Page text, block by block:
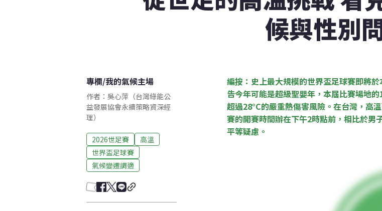
候與性別
專欄/我的氣候主場
作者：吳心萍（台灣綠能公
益發展協會永續策略資深經
理）
2026世足賽
高溫
世界盃足球賽
氣候變遷調適
編按：史上最大規模的世界盃足球賽即將
告今年可能是超級聖嬰年，本屆比賽場地
超過28°C的嚴重熱傷害風險。在台灣，高
賽的開賽時間辦在下午2時點前，相比於男
平等疑慮。